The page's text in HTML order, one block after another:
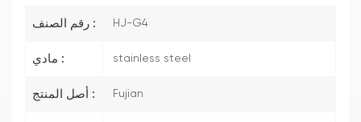
رقم الصنف : HJ-G4
مادي : stainless steel
أصل المنتج : Fujian